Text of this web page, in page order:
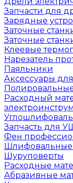
Запчасти для
Зарядные
Заточные
Заточные
Клеевые
Нарезатель
Паяльники
Аксессуары
Расходный
Запчасть для
Фен
Шуруповерты
Расходные
Абразивные